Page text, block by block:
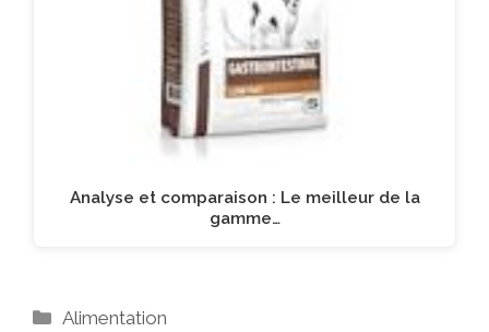
Analyse et comparaison : Le meilleur de la
gamme…
Catégories
Alimentation